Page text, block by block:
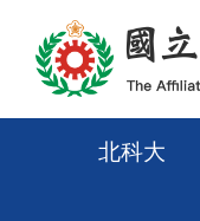
移至網頁之主要內容
北科大